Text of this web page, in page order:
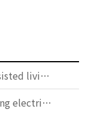
IEC TS 63134:2020 - Active assisted living (AAL) use cases
IEC 60034-5:2020 RLV - Rotating electrical machines - Part 5: Degrees of protection provided by the integral design of rotating electrical machines (IP code) - Classification